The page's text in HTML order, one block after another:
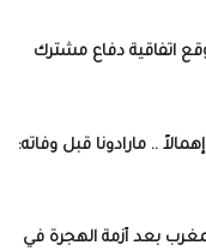
اتفاقية دفاع مشترك
.. مارادونا قبل وفاته:
بعد أزمة الهجرة في